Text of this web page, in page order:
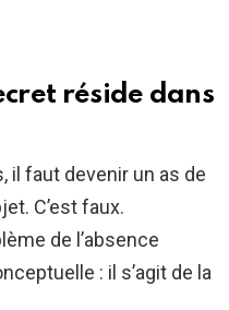
réside dans
il faut devenir un as de
C’est faux.
de l’absence
: il s’agit de la